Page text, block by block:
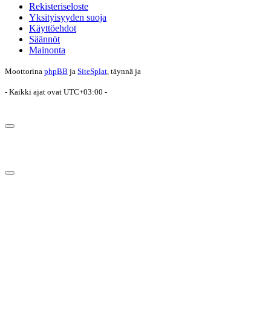
Rekisteriseloste
Yksityisyyden suoja
Käyttöehdot
Säännöt
Mainonta
Moottorina phpBB ja SiteSplat , täynnä ja
- Kaikki ajat ovat UTC+03:00 -